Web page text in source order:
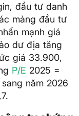
đầu tư danh
mảng đầu tư
mạnh giá
dư địa tăng
giá 33.900,
P/E 2025 =
năm 2026